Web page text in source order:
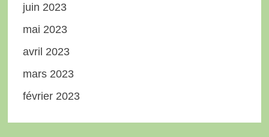
juin 2023
mai 2023
avril 2023
mars 2023
février 2023